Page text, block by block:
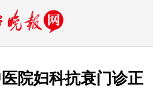
院妇科抗衰门诊正